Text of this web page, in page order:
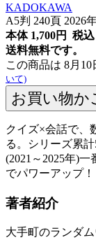
KADOKAWA
A5判 240頁 2026
本体 1,700円 税込
送料無料です。
この商品は 8月
いて)
クイズ×会話で、
る。シリーズ累
(2021～2025年)
でパワーアップ！
著者紹介
大手町のランダ